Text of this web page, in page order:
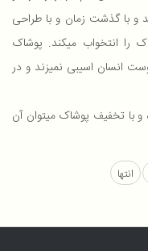
با گذشت زمان و با طراحی
انتخواب میکند. پوشاک
انسان اسیبی نمیزند و در
با تخفیف پوشاک میتوان آن
انتها